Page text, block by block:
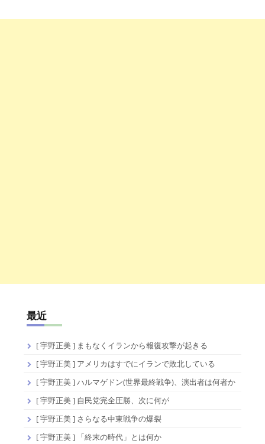
最近
[ 宇野正美 ] まもなくイランから報復攻撃が起きる
[ 宇野正美 ] アメリカはすでにイランで敗北している
[ 宇野正美 ] ハルマゲドン(世界最終戦争)、演出者は何者か
[ 宇野正美 ] 自民党完全圧勝、次に何が
[ 宇野正美 ] さらなる中東戦争の爆裂
[ 宇野正美 ] 「終末の時代」とは何か